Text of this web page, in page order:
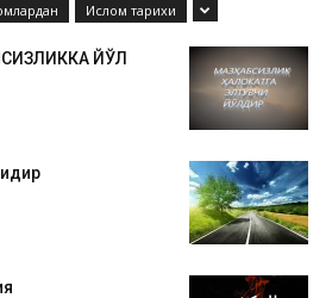
Ислом тарихи
ЙЎЛ